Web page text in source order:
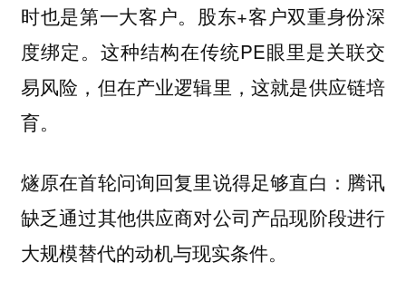
时也是第一大客户。股东+客户双重身份深
度绑定。这种结构在传统PE眼里是关联交
易风险，但在产业逻辑里，这就是供应链培
育。
燧原在首轮问询回复里说得足够直白： 腾讯
缺乏通过其他供应商对公司产品现阶段进行
大规模替代的动机与现实条件。